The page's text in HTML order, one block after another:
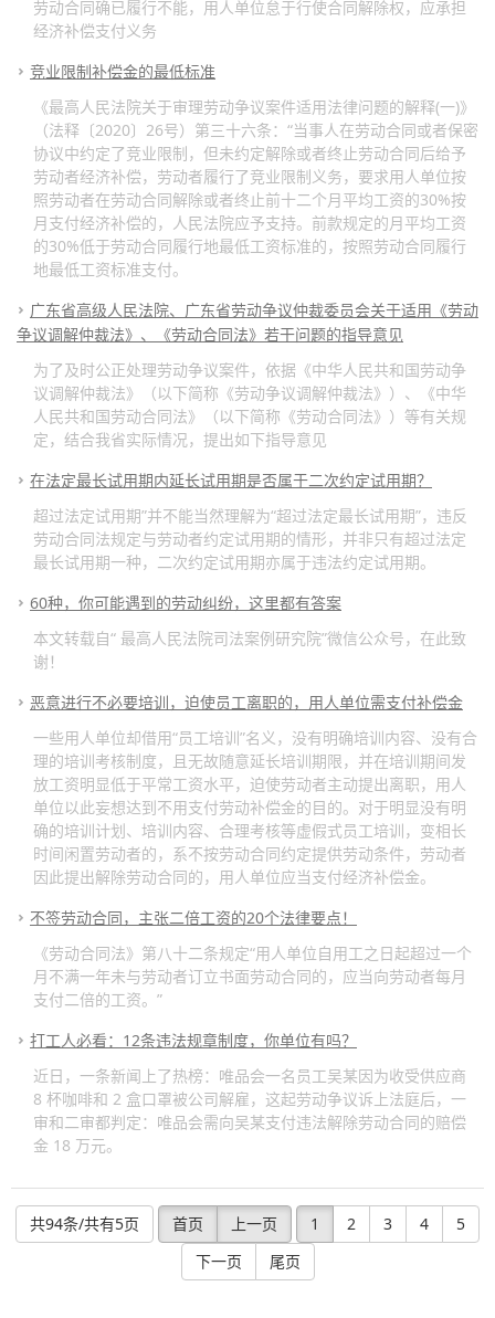
劳动合同确已履行不能，用人单位怠于行使合同解除权，应承担
经济补偿支付义务
竞业限制补偿金的最低标准
《最高人民法院关于审理劳动争议案件适用法律问题的解释(一)》
（法释〔2020〕26号）第三十六条：“当事人在劳动合同或者保密
协议中约定了竞业限制，但未约定解除或者终止劳动合同后给予
劳动者经济补偿，劳动者履行了竞业限制义务，要求用人单位按
照劳动者在劳动合同解除或者终止前十二个月平均工资的30%按
月支付经济补偿的，人民法院应予支持。前款规定的月平均工资
的30%低于劳动合同履行地最低工资标准的，按照劳动合同履行
地最低工资标准支付。
广东省高级人民法院、广东省劳动争议仲裁委员会关于适用《劳动
争议调解仲裁法》、《劳动合同法》若干问题的指导意见
为了及时公正处理劳动争议案件，依据《中华人民共和国劳动争
议调解仲裁法》（以下简称《劳动争议调解仲裁法》）、《中华
人民共和国劳动合同法》（以下简称《劳动合同法》）等有关规
定，结合我省实际情况，提出如下指导意见
在法定最长试用期内延长试用期是否属于二次约定试用期？
超过法定试用期”并不能当然理解为“超过法定最长试用期”，违反
劳动合同法规定与劳动者约定试用期的情形，并非只有超过法定
最长试用期一种，二次约定试用期亦属于违法约定试用期。
60种，你可能遇到的劳动纠纷，这里都有答案
本文转载自“ 最高人民法院司法案例研究院”微信公众号，在此致
谢！
恶意进行不必要培训，迫使员工离职的，用人单位需支付补偿金
一些用人单位却借用“员工培训”名义，没有明确培训内容、没有合
理的培训考核制度，且无故随意延长培训期限，并在培训期间发
放工资明显低于平常工资水平，迫使劳动者主动提出离职，用人
单位以此妄想达到不用支付劳动补偿金的目的。对于明显没有明
确的培训计划、培训内容、合理考核等虚假式员工培训，变相长
时间闲置劳动者的，系不按劳动合同约定提供劳动条件，劳动者
因此提出解除劳动合同的，用人单位应当支付经济补偿金。
不签劳动合同，主张二倍工资的20个法律要点！
《劳动合同法》第八十二条规定“用人单位自用工之日起超过一个
月不满一年未与劳动者订立书面劳动合同的，应当向劳动者每月
支付二倍的工资。”
打工人必看：12条违法规章制度，你单位有吗？
近日，一条新闻上了热榜：唯品会一名员工吴某因为收受供应商
8 杯咖啡和 2 盒口罩被公司解雇，这起劳动争议诉上法庭后，一
审和二审都判定：唯品会需向吴某支付违法解除劳动合同的赔偿
金 18 万元。
共94条/共有5页 首页 上一页 1 2 3 4
5
下一页
尾页